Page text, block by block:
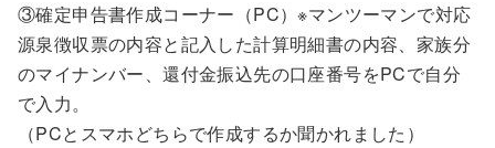
③確定申告書作成コーナー（PC）※マンツーマンで対応
源泉徴収票の内容と記入した計算明細書の内容、家族分
のマイナンバー、還付金振込先の口座番号をPCで自分
で入力。
（PCとスマホどちらで作成するか聞かれました）